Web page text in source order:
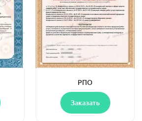
РПО
Заказать